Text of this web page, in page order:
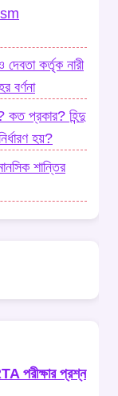
দেবতা কর্তৃক নারী
বর্ণনা
কত প্রকার? হিন্দু
হয়?
শান্তির
পরীক্ষার প্রশ্ন